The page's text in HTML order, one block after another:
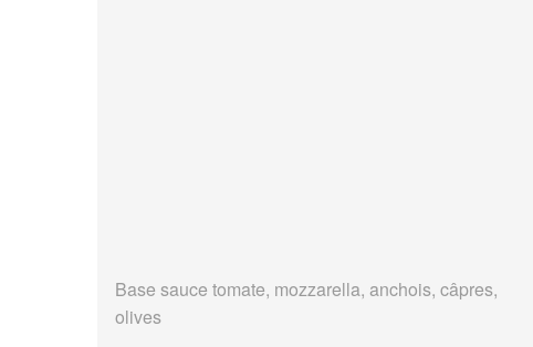
Base sauce tomate, mozzarella, anchois, câpres,
olives